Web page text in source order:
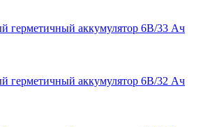
герметичный аккумулятор 6В/33 Ач
герметичный аккумулятор 6В/32 Ач